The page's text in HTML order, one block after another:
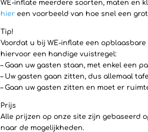
WE-inflate meerdere soorten, maten en
hier een voorbeeld van hoe snel een
Tip!
Voordat u bij WE-inflate een
hiervoor een handige vuistregel:
– Gaan uw gasten staan, met enkel een
– Uw gasten gaan zitten, dus allemaal
– Gaan uw gasten zitten en moet er
Prijs
Alle prijzen op onze site zijn gebaseerd
naar de mogelijkheden.